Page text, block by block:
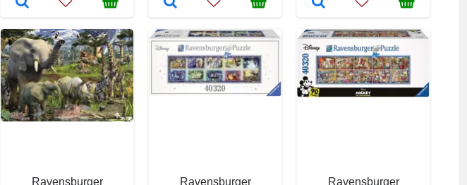
Ravensburger
Ravensburger
Ravensburger